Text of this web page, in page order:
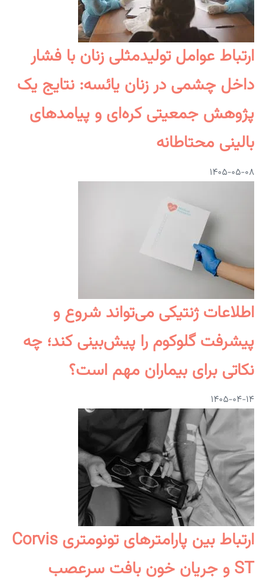
ارتباط عوامل تولیدمثلی زنان با فشار
داخل چشمی در زنان یائسه: نتایج یک
پژوهش جمعیتی کره‌ای و پیامدهای
بالینی محتاطانه
۱۴۰۵-۰۵-۰۸
اطلاعات ژنتیکی می‌تواند شروع و
پیشرفت گلوکوم را پیش‌بینی کند؛ چه
نکاتی برای بیماران مهم است؟
۱۴۰۵-۰۴-۱۴
ارتباط بین پارامترهای تونومتری Corvis
ST و جریان خون بافت سرعصب